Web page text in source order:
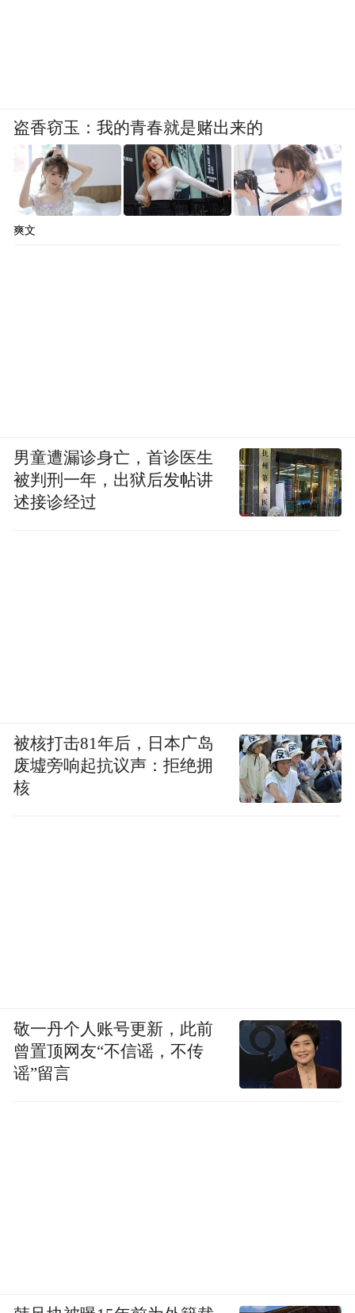
盗香窃玉：我的青春就是赌出来的
爽文
男童遭漏诊身亡，首诊医生
被判刑一年，出狱后发帖讲
述接诊经过
被核打击81年后，日本广岛
废墟旁响起抗议声：拒绝拥
核
敬一丹个人账号更新，此前
曾置顶网友“不信谣，不传
谣”留言